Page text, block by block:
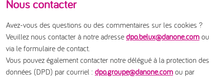
Nous contacter
Avez-vous des questions ou des commentaires sur les cookies ?
Veuillez nous contacter à notre adresse dpo.belux@danone.com ou
via le formulaire de contact.
Vous pouvez également contacter notre délégué à la protection des
données (DPD) par courriel : dpo.groupe@danone.com ou par